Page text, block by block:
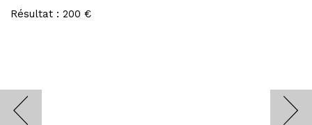
Résultat : 200 €